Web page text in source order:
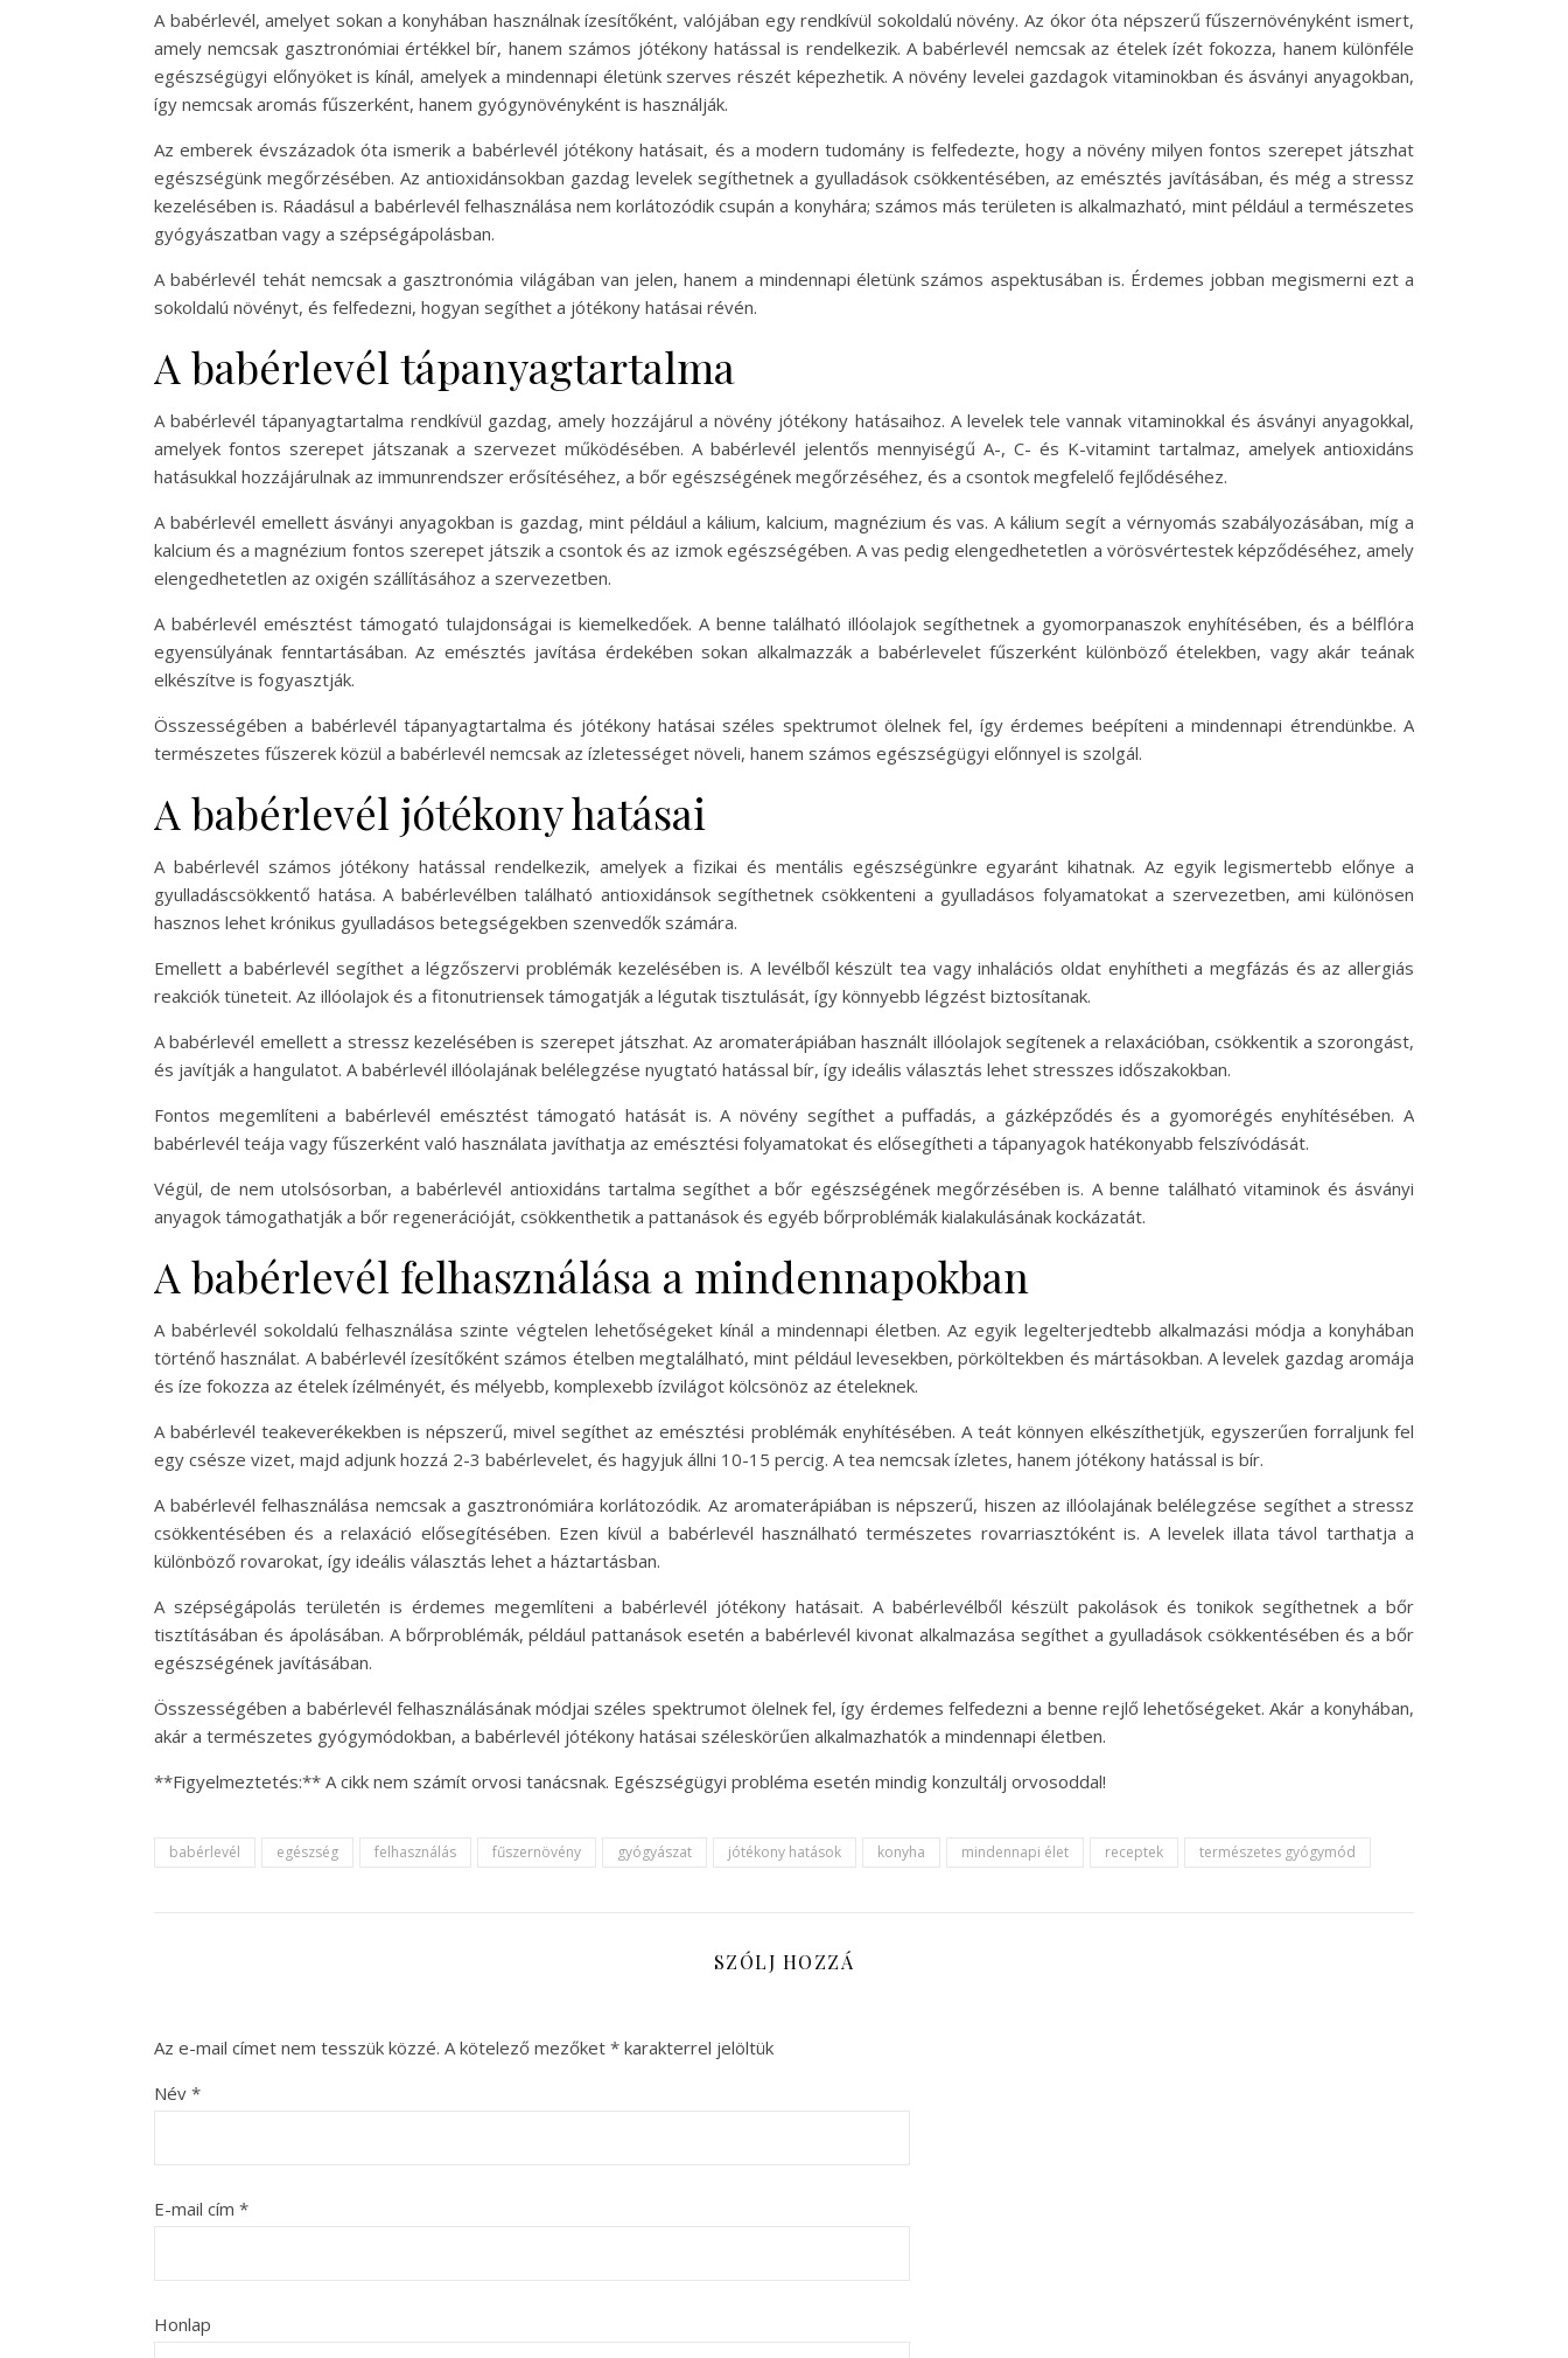
A babérlevél, amelyet sokan a konyhában használnak ízesítőként, valójában egy rendkívül sokoldalú növény. Az ókor óta népszerű fűszernövényként ismert,
amely nemcsak gasztronómiai értékkel bír, hanem számos jótékony hatással is rendelkezik. A babérlevél nemcsak az ételek ízét fokozza, hanem különféle
egészségügyi előnyöket is kínál, amelyek a mindennapi életünk szerves részét képezhetik. A növény levelei gazdagok vitaminokban és ásványi anyagokban,
így nemcsak aromás fűszerként, hanem gyógynövényként is használják.
Az emberek évszázadok óta ismerik a babérlevél jótékony hatásait, és a modern tudomány is felfedezte, hogy a növény milyen fontos szerepet játszhat
egészségünk megőrzésében. Az antioxidánsokban gazdag levelek segíthetnek a gyulladások csökkentésében, az emésztés javításában, és még a stressz
kezelésében is. Ráadásul a babérlevél felhasználása nem korlátozódik csupán a konyhára; számos más területen is alkalmazható, mint például a természetes
gyógyászatban vagy a szépségápolásban.
A babérlevél tehát nemcsak a gasztronómia világában van jelen, hanem a mindennapi életünk számos aspektusában is. Érdemes jobban megismerni ezt a
sokoldalú növényt, és felfedezni, hogyan segíthet a jótékony hatásai révén.
A babérlevél tápanyagtartalma
A babérlevél tápanyagtartalma rendkívül gazdag, amely hozzájárul a növény jótékony hatásaihoz. A levelek tele vannak vitaminokkal és ásványi anyagokkal,
amelyek fontos szerepet játszanak a szervezet működésében. A babérlevél jelentős mennyiségű A-, C- és K-vitamint tartalmaz, amelyek antioxidáns
hatásukkal hozzájárulnak az immunrendszer erősítéséhez, a bőr egészségének megőrzéséhez, és a csontok megfelelő fejlődéséhez.
A babérlevél emellett ásványi anyagokban is gazdag, mint például a kálium, kalcium, magnézium és vas. A kálium segít a vérnyomás szabályozásában, míg a
kalcium és a magnézium fontos szerepet játszik a csontok és az izmok egészségében. A vas pedig elengedhetetlen a vörösvértestek képződéséhez, amely
elengedhetetlen az oxigén szállításához a szervezetben.
A babérlevél emésztést támogató tulajdonságai is kiemelkedőek. A benne található illóolajok segíthetnek a gyomorpanaszok enyhítésében, és a bélflóra
egyensúlyának fenntartásában. Az emésztés javítása érdekében sokan alkalmazzák a babérlevelet fűszerként különböző ételekben, vagy akár teának
elkészítve is fogyasztják.
Összességében a babérlevél tápanyagtartalma és jótékony hatásai széles spektrumot ölelnek fel, így érdemes beépíteni a mindennapi étrendünkbe. A
természetes fűszerek közül a babérlevél nemcsak az ízletességet növeli, hanem számos egészségügyi előnnyel is szolgál.
A babérlevél jótékony hatásai
A babérlevél számos jótékony hatással rendelkezik, amelyek a fizikai és mentális egészségünkre egyaránt kihatnak. Az egyik legismertebb előnye a
gyulladáscsökkentő hatása. A babérlevélben található antioxidánsok segíthetnek csökkenteni a gyulladásos folyamatokat a szervezetben, ami különösen
hasznos lehet krónikus gyulladásos betegségekben szenvedők számára.
Emellett a babérlevél segíthet a légzőszervi problémák kezelésében is. A levélből készült tea vagy inhalációs oldat enyhítheti a megfázás és az allergiás
reakciók tüneteit. Az illóolajok és a fitonutriensek támogatják a légutak tisztulását, így könnyebb légzést biztosítanak.
A babérlevél emellett a stressz kezelésében is szerepet játszhat. Az aromaterápiában használt illóolajok segítenek a relaxációban, csökkentik a szorongást,
és javítják a hangulatot. A babérlevél illóolajának belélegzése nyugtató hatással bír, így ideális választás lehet stresszes időszakokban.
Fontos megemlíteni a babérlevél emésztést támogató hatását is. A növény segíthet a puffadás, a gázképződés és a gyomorégés enyhítésében. A
babérlevél teája vagy fűszerként való használata javíthatja az emésztési folyamatokat és elősegítheti a tápanyagok hatékonyabb felszívódását.
Végül, de nem utolsósorban, a babérlevél antioxidáns tartalma segíthet a bőr egészségének megőrzésében is. A benne található vitaminok és ásványi
anyagok támogathatják a bőr regenerációját, csökkenthetik a pattanások és egyéb bőrproblémák kialakulásának kockázatát.
A babérlevél felhasználása a mindennapokban
A babérlevél sokoldalú felhasználása szinte végtelen lehetőségeket kínál a mindennapi életben. Az egyik legelterjedtebb alkalmazási módja a konyhában
történő használat. A babérlevél ízesítőként számos ételben megtalálható, mint például levesekben, pörköltekben és mártásokban. A levelek gazdag aromája
és íze fokozza az ételek ízélményét, és mélyebb, komplexebb ízvilágot kölcsönöz az ételeknek.
A babérlevél teakeverékekben is népszerű, mivel segíthet az emésztési problémák enyhítésében. A teát könnyen elkészíthetjük, egyszerűen forraljunk fel
egy csésze vizet, majd adjunk hozzá 2-3 babérlevelet, és hagyjuk állni 10-15 percig. A tea nemcsak ízletes, hanem jótékony hatással is bír.
A babérlevél felhasználása nemcsak a gasztronómiára korlátozódik. Az aromaterápiában is népszerű, hiszen az illóolajának belélegzése segíthet a stressz
csökkentésében és a relaxáció elősegítésében. Ezen kívül a babérlevél használható természetes rovarriasztóként is. A levelek illata távol tarthatja a
különböző rovarokat, így ideális választás lehet a háztartásban.
A szépségápolás területén is érdemes megemlíteni a babérlevél jótékony hatásait. A babérlevélből készült pakolások és tonikok segíthetnek a bőr
tisztításában és ápolásában. A bőrproblémák, például pattanások esetén a babérlevél kivonat alkalmazása segíthet a gyulladások csökkentésében és a bőr
egészségének javításában.
Összességében a babérlevél felhasználásának módjai széles spektrumot ölelnek fel, így érdemes felfedezni a benne rejlő lehetőségeket. Akár a konyhában,
akár a természetes gyógymódokban, a babérlevél jótékony hatásai széleskörűen alkalmazhatók a mindennapi életben.
**Figyelmeztetés:** A cikk nem számít orvosi tanácsnak. Egészségügyi probléma esetén mindig konzultálj orvosoddal!
babérlevél egészség felhasználás fűszernövény gyógyászat jótékony hatások konyha mindennapi élet receptek természetes gyógymód
SZÓLJ HOZZÁ
Az e-mail címet nem tesszük közzé. A kötelező mezőket * karakterrel jelöltük
Név *
E-mail cím *
Honlap